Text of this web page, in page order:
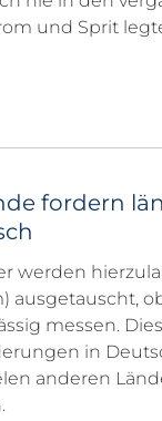
und Sprit
fordern
werden
ausgetauscht,
messen.
in
anderen